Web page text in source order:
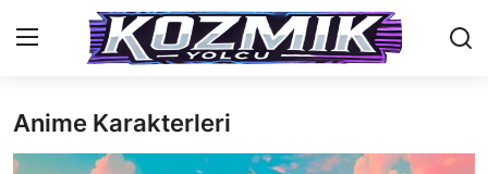
Anasayfa
Anime Karakterleri